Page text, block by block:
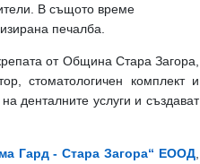
В същото време
печалба.
от Община Стара Загора,
стоматологичен комплект и
денталните услуги и създават
Гард - Стара Загора“ ЕООД